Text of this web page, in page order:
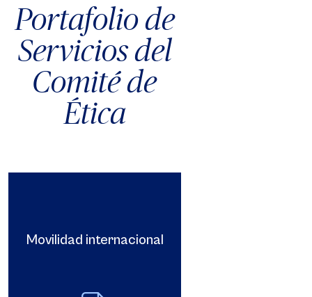
Portafolio de
Servicios del
Comité de
Ética
Movilidad internacional